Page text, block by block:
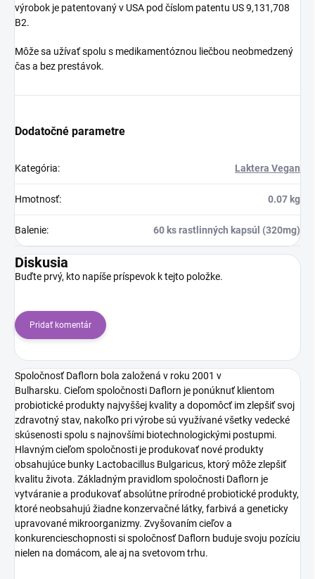
výrobok je patentovaný v USA pod číslom patentu US 9,131,708
B2.
Môže sa užívať spolu s medikamentóznou liečbou neobmedzený
čas a bez prestávok.
Dodatočné parametre
Kategória: Laktera Vegan
Hmotnosť: 0.07 kg
Balenie: 60 ks rastlinných kapsúl (320mg)
Diskusia
Buďte prvý, kto napíše príspevok k tejto položke.
Pridať komentár
Spoločnosť Daflorn bola založená v roku 2001 v
Bulharsku. Cieľom spoločnosti Daflorn je ponúknuť klientom
probiotické produkty najvyššej kvality a dopomôcť im zlepšiť svoj
zdravotný stav, nakoľko pri výrobe sú využívané všetky vedecké
skúsenosti spolu s najnovšími biotechnologickými postupmi.
Hlavným cieľom spoločnosti je produkovať nové produkty
obsahujúce bunky Lactobacillus Bulgaricus, ktorý môže zlepšiť
kvalitu života. Základným pravidlom spoločnosti Daflorn je
vytváranie a produkovať absolútne prírodné probiotické produkty,
ktoré neobsahujú žiadne konzervačné látky, farbivá a geneticky
upravované mikroorganizmy. Zvyšovaním cieľov a
konkurencieschopnosti si spoločnosť Daflorn buduje svoju pozíciu
nielen na domácom, ale aj na svetovom trhu.